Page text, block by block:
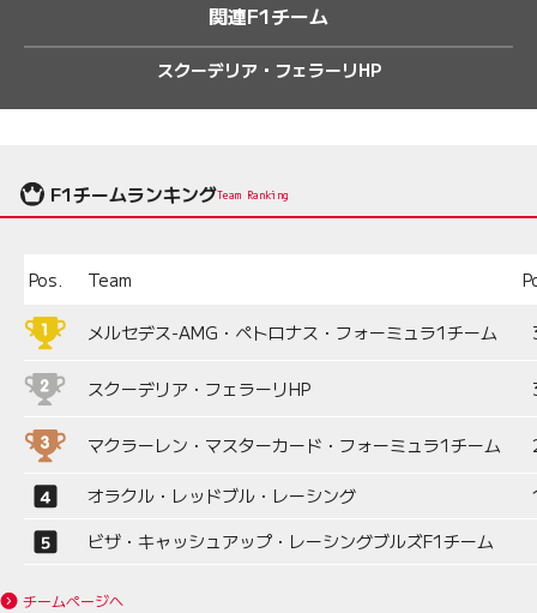
関連F1チーム
スクーデリア・フェラーリHP
F1チームランキングTeam Ranking
Pos. Team
メルセデス-AMG・ペトロナス・フォーミュラ1チーム
スクーデリア・フェラーリHP
マクラーレン・マスターカード・フォーミュラ1チーム
オラクル・レッドブル・レーシング
ビザ・キャッシュアップ・レーシングブルズF1チーム
チームページへ